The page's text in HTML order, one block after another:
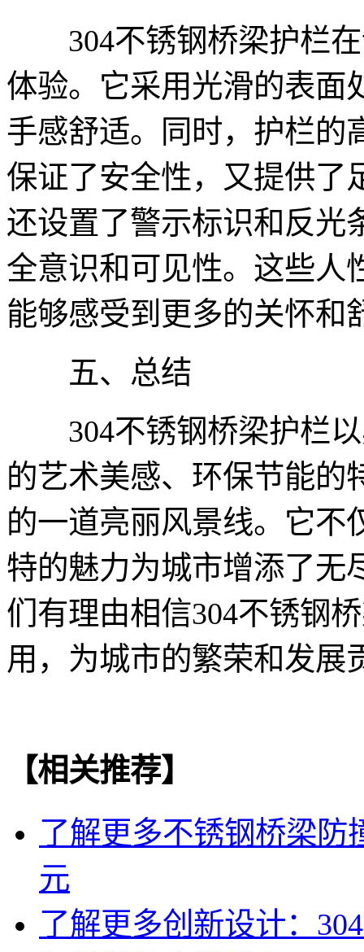
304不锈钢桥梁护栏在
体验。它采用光滑的表面
手感舒适。同时，护栏的
保证了安全性，又提供了
还设置了警示标识和反光
全意识和可见性。这些人
能够感受到更多的关怀和
五、总结
304不锈钢桥梁护栏以
的艺术美感、环保节能的
的一道亮丽风景线。它不
特的魅力为城市增添了无
们有理由相信304不锈钢
用，为城市的繁荣和发展
【相关推荐】
了解更多不锈钢桥梁防
元
了解更多创新设计：